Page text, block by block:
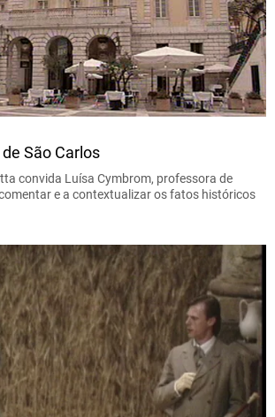
São Carlos
convida Luísa Cymbrom, professora de
e a contextualizar os fatos históricos